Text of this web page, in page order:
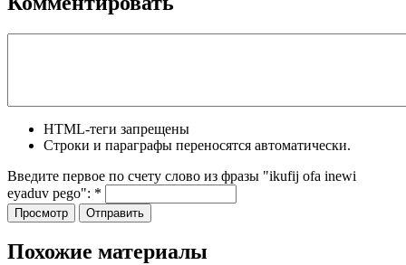
HTML-теги запрещены
Строки и параграфы переносятся автоматически.
Введите первое по счету слово из фразы "ikufij ofa inewi
eyaduv pego": *
Похожие материалы